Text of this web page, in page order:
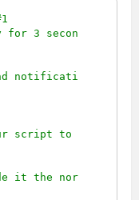
3 secon
notificati
script to
it the nor